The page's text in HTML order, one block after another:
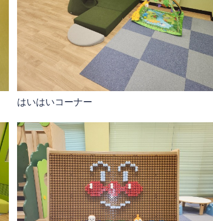
はいはいコーナー